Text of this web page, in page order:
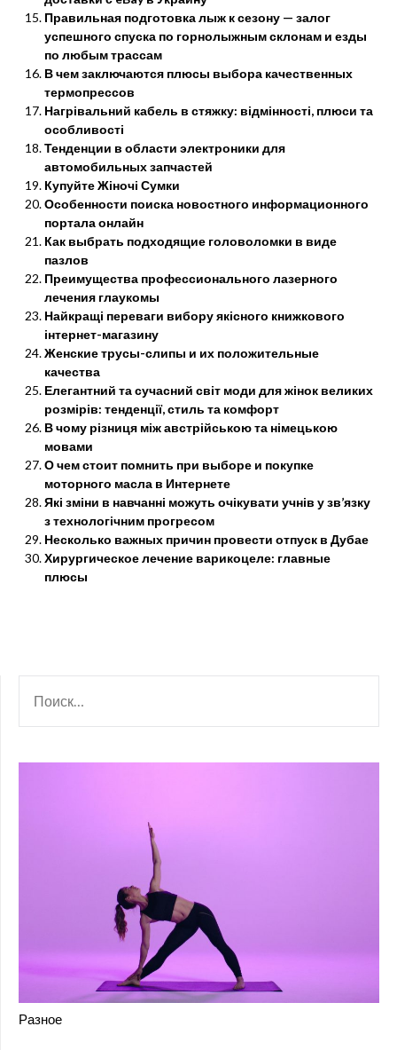
Правильная подготовка лыж к сезону — залог
успешного спуска по горнолыжным склонам и езды
по любым трассам
В чем заключаются плюсы выбора качественных
термопрессов
Нагрівальний кабель в стяжку: відмінності, плюси та
особливості
Тенденции в области электроники для
автомобильных запчастей
Купуйте Жіночі Сумки
Особенности поиска новостного информационного
портала онлайн
Как выбрать подходящие головоломки в виде
пазлов
Преимущества профессионального лазерного
лечения глаукомы
Найкращі переваги вибору якісного книжкового
інтернет-магазину
Женские трусы-слипы и их положительные
качества
Елегантний та сучасний світ моди для жінок великих
розмірів: тенденції, стиль та комфорт
В чому різниця між австрійською та німецькою
мовами
О чем стоит помнить при выборе и покупке
моторного масла в Интернете
Які зміни в навчанні можуть очікувати учнів у зв’язку
з технологічним прогресом
Несколько важных причин провести отпуск в Дубае
Хирургическое лечение варикоцеле: главные
плюсы
Разное